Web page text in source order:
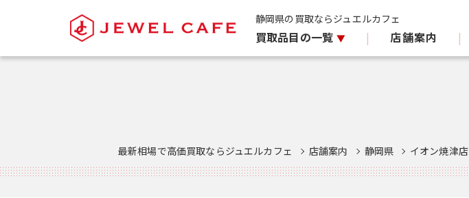
静岡県の買取ならジュエルカフェ
買取品目の一覧 | 店舗案内 |
最新相場で高価買取ならジュエルカフェ 店舗案内 静岡県 イオン焼津店